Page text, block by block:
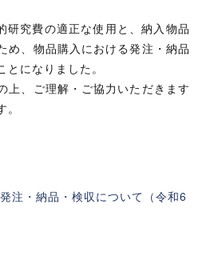
研究費の適正な使用と、納入物品
め、物品購入における発注・納品
になりました。
上、ご理解・ご協力いただきます
注・納品・検収について（令和6